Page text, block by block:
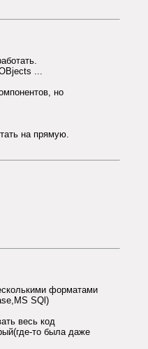
...
но
на прямую.
форматами
SQl)
весь код
то была даже